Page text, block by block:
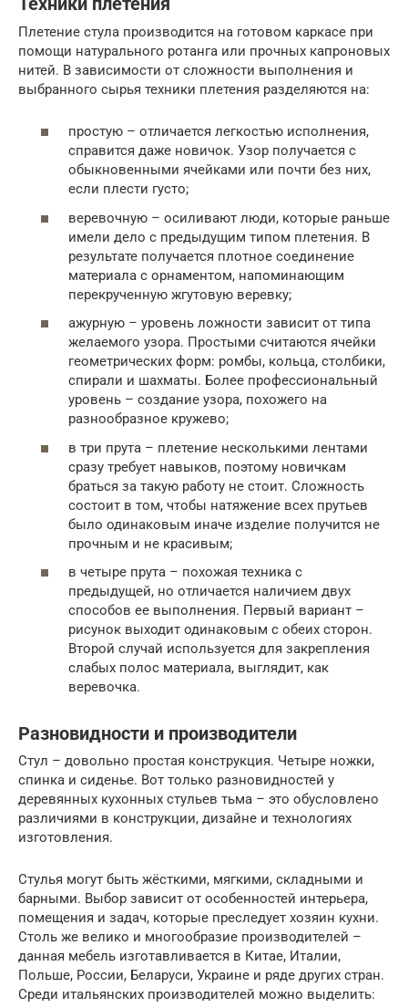
Плетение стула производится на готовом каркасе при
помощи натурального ротанга или прочных капроновых
нитей. В зависимости от сложности выполнения и
выбранного сырья техники плетения разделяются на:
простую – отличается легкостью исполнения,
справится даже новичок. Узор получается с
обыкновенными ячейками или почти без них,
если плести густо;
веревочную – осиливают люди, которые раньше
имели дело с предыдущим типом плетения. В
результате получается плотное соединение
материала с орнаментом, напоминающим
перекрученную жгутовую веревку;
ажурную – уровень ложности зависит от типа
желаемого узора. Простыми считаются ячейки
геометрических форм: ромбы, кольца, столбики,
спирали и шахматы. Более профессиональный
уровень – создание узора, похожего на
разнообразное кружево;
в три прута – плетение несколькими лентами
сразу требует навыков, поэтому новичкам
браться за такую работу не стоит. Сложность
состоит в том, чтобы натяжение всех прутьев
было одинаковым иначе изделие получится не
прочным и не красивым;
в четыре прута – похожая техника с
предыдущей, но отличается наличием двух
способов ее выполнения. Первый вариант –
рисунок выходит одинаковым с обеих сторон.
Второй случай используется для закрепления
слабых полос материала, выглядит, как
веревочка.
Разновидности и производители
Стул – довольно простая конструкция. Четыре ножки,
спинка и сиденье. Вот только разновидностей у
деревянных кухонных стульев тьма – это обусловлено
различиями в конструкции, дизайне и технологиях
изготовления.
Стулья могут быть жёсткими, мягкими, складными и
барными. Выбор зависит от особенностей интерьера,
помещения и задач, которые преследует хозяин кухни.
Столь же велико и многообразие производителей –
данная мебель изготавливается в Китае, Италии,
Польше, России, Беларуси, Украине и ряде других стран.
Среди итальянских производителей можно выделить: